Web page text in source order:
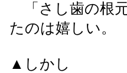
「さし歯の根
たのは嬉しい。
▲しかし